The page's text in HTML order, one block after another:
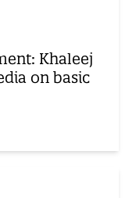
Khaleej
on basic